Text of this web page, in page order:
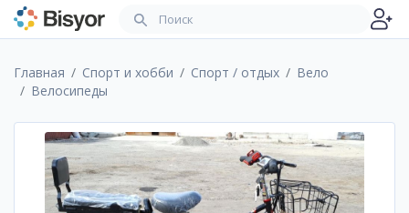
Главная Спорт и хобби Спорт / отдых
Вело
Велосипеды